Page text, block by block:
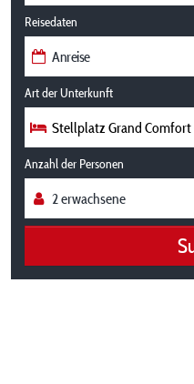
Reisedaten
Art der Unterkunft
Stellplatz Grand Comfort
Anzahl der Personen